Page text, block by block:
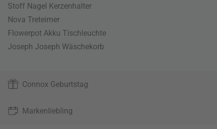
Stoff Nagel Kerzenhalter
Nova Treteimer
Flowerpot Akku Tischleuchte
Joseph Joseph Wäschekorb
Connox Geburtstag
Markenliebling